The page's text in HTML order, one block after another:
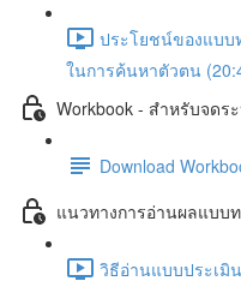
ประโยชน์ของแบบ
ในการค้นหาตัวตน
Workbook - สำหรับจดร
Download
แนวทางการอ่านผลแบบ
วิธีอ่านแบบประเมิ